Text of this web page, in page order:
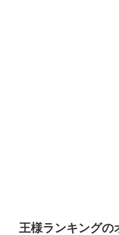
王様ランキングの